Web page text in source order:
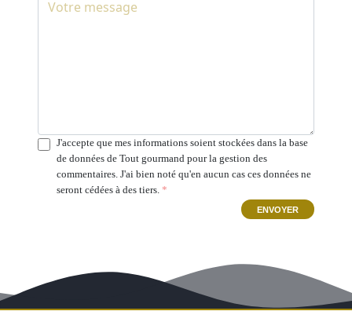
J'accepte que mes informations soient stockées dans la base
de données de Tout gourmand pour la gestion des
commentaires. J'ai bien noté qu'en aucun cas ces données ne
seront cédées à des tiers.
ENVOYER